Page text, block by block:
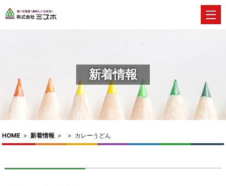
新着情報
HOME > 新着情報 > > カレーうどん